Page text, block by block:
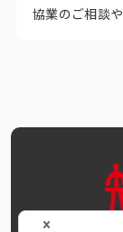
協業のご相談